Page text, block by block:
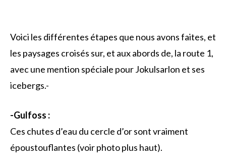
Voici les différentes étapes que nous avons faites, et
les paysages croisés sur, et aux abords de, la route 1,
avec une mention spéciale pour Jokulsarlon et ses
icebergs.-
-Gulfoss :
Ces chutes d’eau du cercle d’or sont vraiment
époustouflantes (voir photo plus haut).